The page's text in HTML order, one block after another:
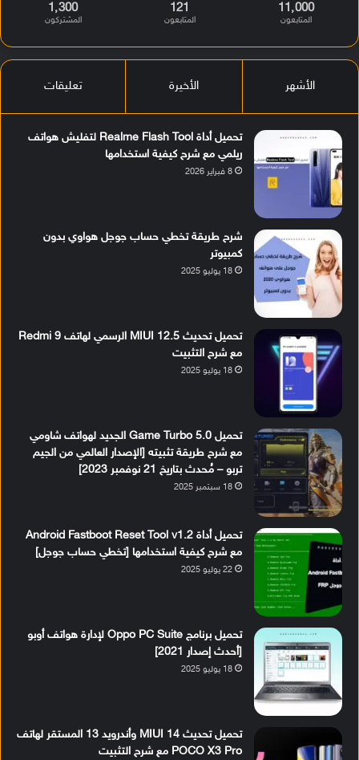
11٬000
المتابعون
121
المتابعون
1٬300
المشتركون
الأشهر الأخيرة تعليقات
تحميل أداة Realme Flash Tool لتفليش هواتف
ريلمي مع شرح كيفية استخدامها
8 فبراير 2026
شرح طريقة تخطي حساب جوجل هواوي بدون
كمبيوتر
18 يوليو 2025
تحميل تحديث MIUI 12.5 الرسمي لهاتف Redmi 9
مع شرح التثبيت
18 يوليو 2025
تحميل Game Turbo 5.0 الجديد لهواتف شاومي
مع شرح طريقة تثبيته [الإصدار العالمي من الجيم
تربو – مُحدث بتاريخ 21 نوفمبر 2023]
18 سبتمبر 2025
تحميل أداة Android Fastboot Reset Tool v1.2
مع شرح كيفية استخدامها [تخطي حساب جوجل]
22 يوليو 2025
تحميل برنامج Oppo PC Suite لإدارة هواتف أوبو
[أحدث إصدار 2021]
18 يوليو 2025
تحميل تحديث MIUI 14 وأندرويد 13 المستقر لهاتف
POCO X3 Pro مع شرح التثبيت